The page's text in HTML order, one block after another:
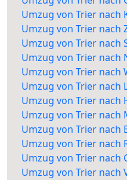
Umzug von Trier nach
Umzug von Trier nach
Umzug von Trier nach
Umzug von Trier nach
Umzug von Trier nach
Umzug von Trier nach
Umzug von Trier nach
Umzug von Trier nach
Umzug von Trier nach
Umzug von Trier nach
Umzug von Trier nach
Umzug von Trier nach